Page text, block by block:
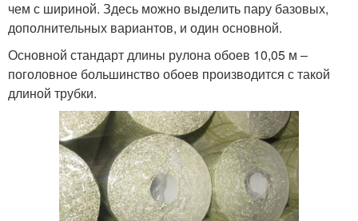
чем с шириной. Здесь можно выделить пару базовых,
дополнительных вариантов, и один основной.
Основной стандарт длины рулона обоев 10,05 м –
поголовное большинство обоев производится с такой
длиной трубки.